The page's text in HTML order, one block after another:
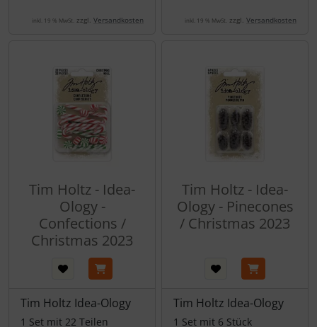
inkl. 19 % MwSt. zzgl. Versandkosten inkl. 19 % MwSt. zzgl. Versandkosten
Tim Holtz - Idea-
Ology -
Confections /
Christmas 2023
Tim Holtz Idea-Ology
1 Set mit 22 Teilen
Tim Holtz - Idea-
Ology - Pinecones
/ Christmas 2023
Tim Holtz Idea-Ology
1 Set mit 6 Stück